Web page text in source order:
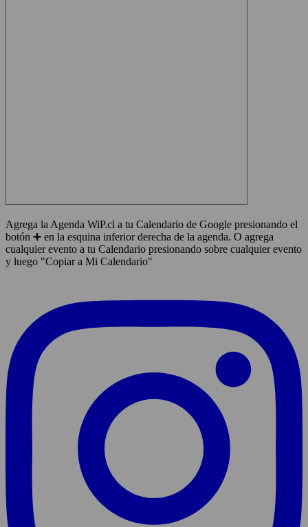
Agrega la Agenda WiP.cl a tu Calendario de Google presionando el
botón ➕ en la esquina inferior derecha de la agenda. O agrega
cualquier evento a tu Calendario presionando sobre cualquier evento
y luego "Copiar a Mi Calendario"